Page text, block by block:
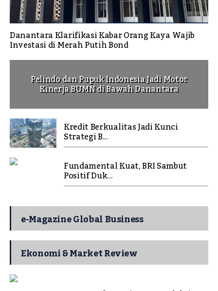
Danantara Klarifikasi Kabar Orang Kaya Wajib
Investasi di Merah Putih Bond
Pelindo dan Pupuk Indonesia Jadi Motor
Kinerja BUMN di Bawah Danantara
Kredit Berkualitas Jadi Kunci
Strategi B...
Fundamental Kuat, BRI Sambut
Positif Duk...
e-Magazine Global Business
Ekonomi & Market Review